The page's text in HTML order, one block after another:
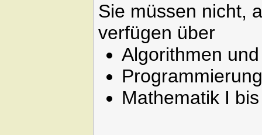
Sie müssen nicht,
verfügen über
Algorithmen
Mathematik I